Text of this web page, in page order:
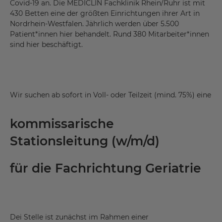
Covid-19 an. Die MEDICLIN Fachklinik Rhein/Ruhr ist mit
430 Betten eine der größten Einrichtungen ihrer Art in
Nordrhein-Westfalen. Jährlich werden über 5.500
Patient*innen hier behandelt. Rund 380 Mitarbeiter*innen
sind hier beschäftigt.
Wir suchen ab sofort in Voll- oder Teilzeit (mind. 75%) eine
kommissarische
Stationsleitung (w/m/d)
für die Fachrichtung Geriatrie
Dei Stelle ist zunächst im Rahmen einer